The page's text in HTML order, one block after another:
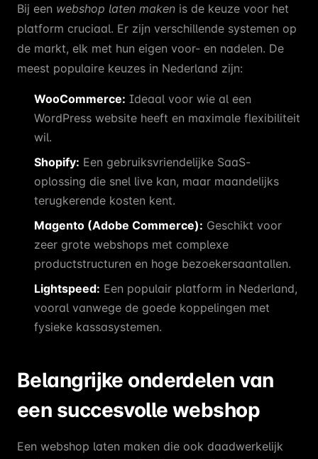
Bij een webshop laten maken is de keuze voor het
platform cruciaal. Er zijn verschillende systemen op
de markt, elk met hun eigen voor- en nadelen. De
meest populaire keuzes in Nederland zijn:
WooCommerce: Ideaal voor wie al een
WordPress website heeft en maximale flexibiliteit
wil.
Shopify: Een gebruiksvriendelijke SaaS-
oplossing die snel live kan, maar maandelijks
terugkerende kosten kent.
Magento (Adobe Commerce): Geschikt voor
zeer grote webshops met complexe
productstructuren en hoge bezoekersaantallen.
Lightspeed: Een populair platform in Nederland,
vooral vanwege de goede koppelingen met
fysieke kassasystemen.
Belangrijke onderdelen van
een succesvolle webshop
Een webshop laten maken die ook daadwerkelijk